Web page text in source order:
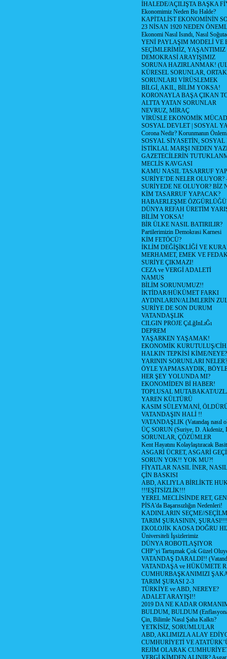
İHALEDE/AÇILIŞTA BAŞKA
Ekonomimiz Neden Bu Halde?
KAPİTALİST EKONOMİNİN
23 NİSAN 1920 NEDEN
Ekonomi Nasıl Isındı, Nasıl
YENİ PAYLAŞIM MODELİ VE
SEÇİMLERİMİZ, YAŞANTIMIZ
DEMOKRASİ ARAYIŞIMIZ
SORUNA HAZIRLANMAK!
KÜRESEL SORUNLAR,
SORUNLARI VİRÜSLEMEK
BİLGİ, AKIL, BİLİM YOKSA!
KORONAYLA BAŞA ÇIKAN
ALTTA YATAN SORUNLAR
NEVRUZ, MİRAÇ
VİRÜSLE EKONOMİK
SOSYAL DEVLET | SOSYAL
Corona Nedir? Korunmanın
SOSYAL SİYASETİN,
İSTİKLAL MARŞI NEDEN
GAZETECİLERİN
MECLİS KAVGASI
KAMU NASIL TASARRUF
SURİYE’DE NELER OLUYOR?
SURİYEDE NE OLUYOR? BİZ
KİM TASARRUF YAPACAK?
HABAERLEŞME
DÜNYA REFAH ÜRETİM
BİLİM YOKSA!
BİR ÜLKE NASIL BATIRILIR?
Partilerimizin Demokrasi Karnesi
KİM FETÖCÜ?
İKLİM DEĞİŞİKLİĞİ VE
MERHAMET, EMEK VE
SURİYE ÇIKMAZI!
CEZA ve VERGİ ADALETİ
NAMUS
BİLİM SORUNUMUZ!!
İKTİDAR/HÜKÜMET FARKI
AYDINLARIN/ALİMLERİN
SURİYE DE SON DURUM
VATANDAŞLIK
CILGIN PROJE ÇıLğInLıĞı
DEPREM
YAŞARKEN YAŞAMAK!
EKONOMİK KURUTULUŞ/
HALKIN TEPKİSİ KİME/NEYE?
YARININ SORUNLARI NELER?
ÖYLE YAPMASAYDIK,
HER ŞEY YOLUNDA MI?
EKONOMİDEN Bİ HABER!
TOPLUSAL MUTABAKAT/
YAREN KÜLTÜRÜ
KASIM SÜLEYMANİ,
VATANDAŞIN HALİ !!
VATANDAŞLIK (Vatandaş nasıl
ÜÇ SORUN (Suriye, D. Akdeniz,
SORUNLAR, ÇÖZÜMLER
Kent Hayatını Kolaylaştıracak
ASGARİ ÜCRET, ASGARİ
SORUN YOK!! YOK MU?!
FİYATLAR NASIL İNER,
ÇİN BASKISI
ABD, AKLIYLA BİRLİKTE
!!!EŞİTSİZLİK!!!
YEREL MECLİSİNDE RET,
PİSA'da Başarısızlığın Nedenleri!
KADINLARIN SEÇME//
TARIM ŞURASININ, ŞURASI!!!
EKOLOJİK KAOSA DOĞRU
Üniversiteli İşsizlerimiz
DÜNYA ROBOTLAŞIYOR
CHP’yi Tartışmak Çok Güzel
VATANDAŞ DARALDI!!
VATANDAŞA ve HÜKÜMETE
CUMHURBAŞKANIMIZI
TARIM ŞURASI 2-3
TÜRKİYE ve ABD, NEREYE?
ADALET ARAYIŞI!!
2019 DA NE KADAR
BULDUM, BULDUM
Çin, Bilimle Nasıl Şaha Kalktı?
YETKİSİZ, SORUMLULAR
ABD, AKLIMIZLA ALAY
CUMHURİYETİ VE
REJİM OLARAK
VERGİ KİMDEN ALINIR?